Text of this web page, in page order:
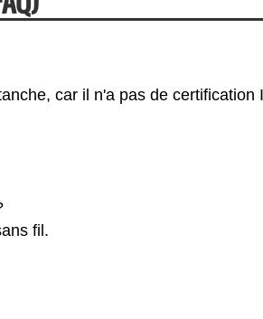
car il n'a pas de certification
fil.